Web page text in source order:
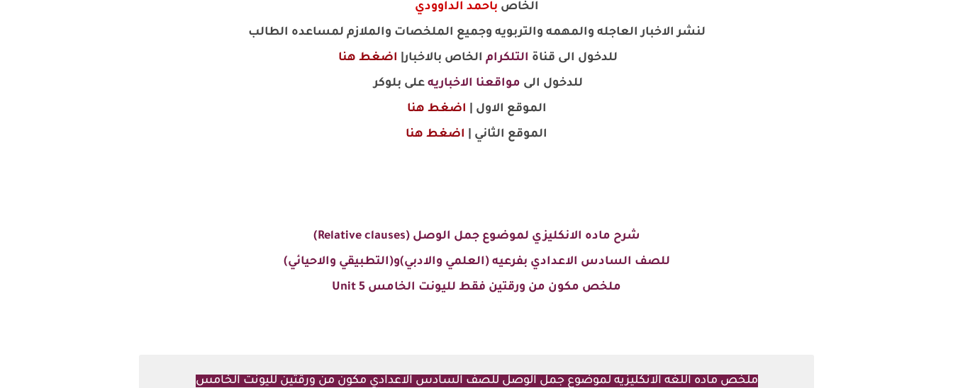
الخاص باحمد الداوودي
لنشر الاخبار العاجله والمهمه والتربويه وجميع الملخصات والملازم لمساعده الطالب
للدخول الى قناة التلكرام الخاص بالاخبار| اضغط هنا
للدخول الى مواقعنا الاخباريه على بلوكر
الموقع الاول | اضغط هنا
الموقع الثاني |
اضغط هنا
شرح ماده الانكليزي لموضوع جمل الوصل (Relative clauses)
للصف السادس الاعدادي بفرعيه (العلمي والادبي)و(التطبيقي والاحيائي)
ملخص مكون من ورقتين فقط لليونت الخامس Unit 5
ملخص ماده اللغه الانكليزيه لموضوع جمل الوصل للصف السادس الاعدادي مكون من ورقتين لليونت الخامس